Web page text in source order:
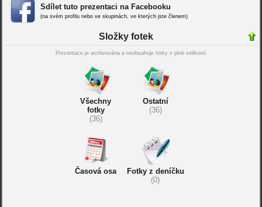
Sdílet tuto prezentaci na Facebooku
(na svém profilu nebo ve skupinách, ve kterých jste členem)
Složky fotek
Prezentace je archivována a neobsahuje fotky v plné velikosti
Všechny
fotky
(36)
Ostatní
(36)
Časová osa
Fotky z deníčku
(0)